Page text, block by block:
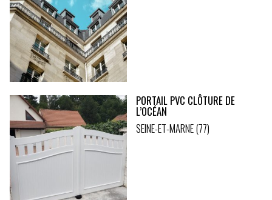
PORTAIL PVC CLÔTURE DE
L’OCÉAN
SEINE-ET-MARNE (77)